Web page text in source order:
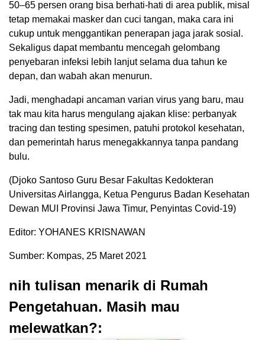
50–65 persen orang bisa berhati-hati di area publik, misal
tetap memakai masker dan cuci tangan, maka cara ini
cukup untuk menggantikan penerapan jaga jarak sosial.
Sekaligus dapat membantu mencegah gelombang
penyebaran infeksi lebih lanjut selama dua tahun ke
depan, dan wabah akan menurun.
Jadi, menghadapi ancaman varian virus yang baru, mau
tak mau kita harus mengulang ajakan klise: perbanyak
tracing dan testing spesimen, patuhi protokol kesehatan,
dan pemerintah harus menegakkannya tanpa pandang
bulu.
(Djoko Santoso Guru Besar Fakultas Kedokteran
Universitas Airlangga, Ketua Pengurus Badan Kesehatan
Dewan MUI Provinsi Jawa Timur, Penyintas Covid-19)
Editor: YOHANES KRISNAWAN
Sumber: Kompas, 25 Maret 2021
nih tulisan menarik di Rumah
Pengetahuan. Masih mau
melewatkan?: